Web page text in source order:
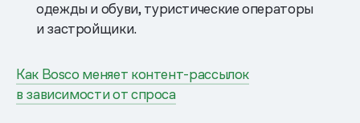
одежды и обуви, туристические операторы
и застройщики.
Как Bosco меняет контент-рассылок
в зависимости от спроса